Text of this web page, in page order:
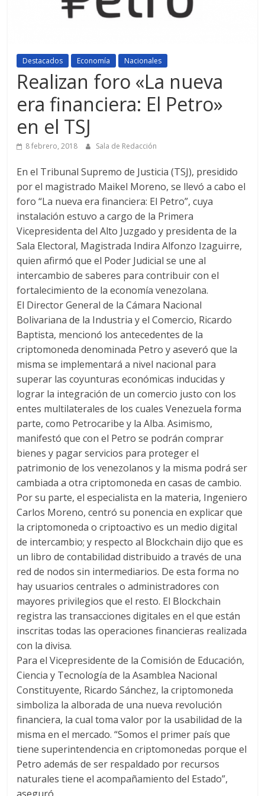
Destacados Economía Nacionales
Realizan foro «La nueva
era financiera: El Petro»
en el TSJ
8 febrero, 2018 Sala de Redacción
En el Tribunal Supremo de Justicia (TSJ), presidido
por el magistrado Maikel Moreno, se llevó a cabo el
foro “La nueva era financiera: El Petro”, cuya
instalación estuvo a cargo de la Primera
Vicepresidenta del Alto Juzgado y presidenta de la
Sala Electoral, Magistrada Indira Alfonzo Izaguirre,
quien afirmó que el Poder Judicial se une al
intercambio de saberes para contribuir con el
fortalecimiento de la economía venezolana.
El Director General de la Cámara Nacional
Bolivariana de la Industria y el Comercio, Ricardo
Baptista, mencionó los antecedentes de la
criptomoneda denominada Petro y aseveró que la
misma se implementará a nivel nacional para
superar las coyunturas económicas inducidas y
lograr la integración de un comercio justo con los
entes multilaterales de los cuales Venezuela forma
parte, como Petrocaribe y la Alba. Asimismo,
manifestó que con el Petro se podrán comprar
bienes y pagar servicios para proteger el
patrimonio de los venezolanos y la misma podrá ser
cambiada a otra criptomoneda en casas de cambio.
Por su parte, el especialista en la materia, Ingeniero
Carlos Moreno, centró su ponencia en explicar que
la criptomoneda o criptoactivo es un medio digital
de intercambio; y respecto al Blockchain dijo que es
un libro de contabilidad distribuido a través de una
red de nodos sin intermediarios. De esta forma no
hay usuarios centrales o administradores con
mayores privilegios que el resto. El Blockchain
registra las transacciones digitales en el que están
inscritas todas las operaciones financieras realizada
con la divisa.
Para el Vicepresidente de la Comisión de Educación,
Ciencia y Tecnología de la Asamblea Nacional
Constituyente, Ricardo Sánchez, la criptomoneda
simboliza la alborada de una nueva revolución
financiera, la cual toma valor por la usabilidad de la
misma en el mercado. “Somos el primer país que
tiene superintendencia en criptomonedas porque el
Petro además de ser respaldado por recursos
naturales tiene el acompañamiento del Estado”,